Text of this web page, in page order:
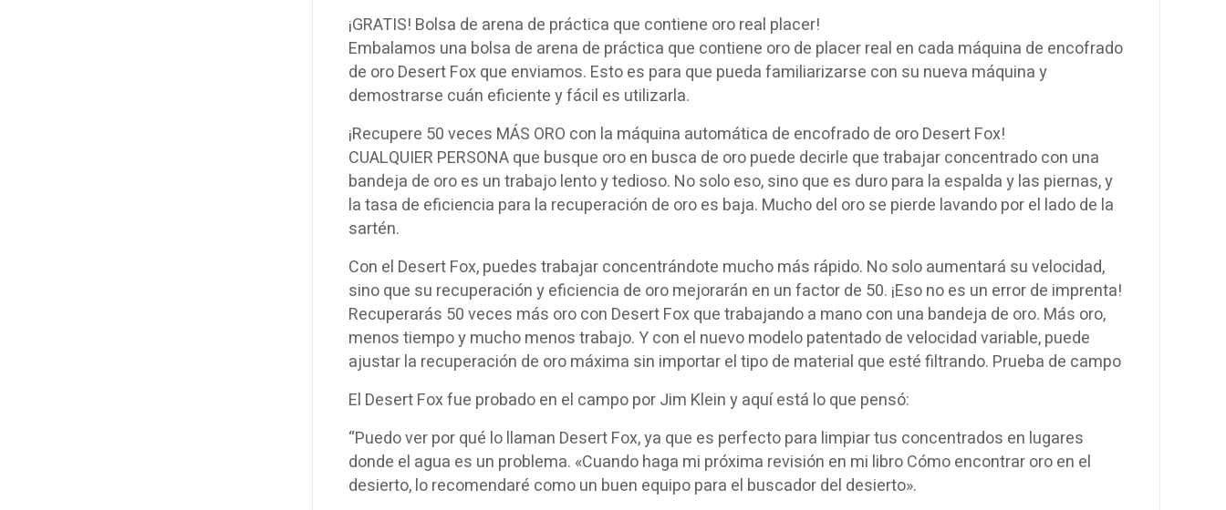
¡GRATIS! Bolsa de arena de práctica que contiene oro real placer!
Embalamos una bolsa de arena de práctica que contiene oro de placer real en cada máquina de encofrado
de oro Desert Fox que enviamos. Esto es para que pueda familiarizarse con su nueva máquina y
demostrarse cuán eficiente y fácil es utilizarla.
¡Recupere 50 veces MÁS ORO con la máquina automática de encofrado de oro Desert Fox!
CUALQUIER PERSONA que busque oro en busca de oro puede decirle que trabajar concentrado con una
bandeja de oro es un trabajo lento y tedioso. No solo eso, sino que es duro para la espalda y las piernas, y
la tasa de eficiencia para la recuperación de oro es baja. Mucho del oro se pierde lavando por el lado de la
sartén.
Con el Desert Fox, puedes trabajar concentrándote mucho más rápido. No solo aumentará su velocidad,
sino que su recuperación y eficiencia de oro mejorarán en un factor de 50. ¡Eso no es un error de imprenta!
Recuperarás 50 veces más oro con Desert Fox que trabajando a mano con una bandeja de oro. Más oro,
menos tiempo y mucho menos trabajo. Y con el nuevo modelo patentado de velocidad variable, puede
ajustar la recuperación de oro máxima sin importar el tipo de material que esté filtrando. Prueba de campo
El Desert Fox fue probado en el campo por Jim Klein y aquí está lo que pensó:
“Puedo ver por qué lo llaman Desert Fox, ya que es perfecto para limpiar tus concentrados en lugares
donde el agua es un problema. «Cuando haga mi próxima revisión en mi libro Cómo encontrar oro en el
desierto, lo recomendaré como un buen equipo para el buscador del desierto».